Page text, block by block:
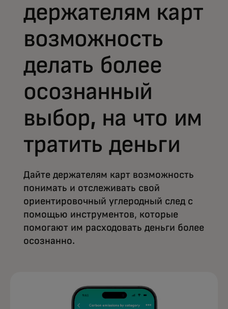
держателям карт
возможность
делать более
осознанный
выбор, на что им
тратить деньги
Дайте держателям карт возможность
понимать и отслеживать свой
ориентировочный углеродный след с
помощью инструментов, которые
помогают им расходовать деньги более
осознанно.